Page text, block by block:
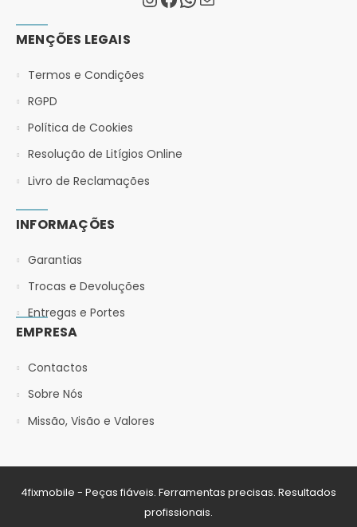
MENÇÕES LEGAIS
Termos e Condições
RGPD
Política de Cookies
Resolução de Litígios Online
Livro de Reclamações
INFORMAÇÕES
Garantias
Trocas e Devoluções
Entregas e Portes
EMPRESA
Contactos
Sobre Nós
Missão, Visão e Valores
4fixmobile - Peças fiáveis. Ferramentas precisas. Resultados
profissionais.